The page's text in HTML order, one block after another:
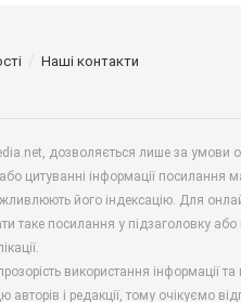
Наші контакти
дозволяється лише за умови
цитуванні інформації посилання
його індексацію. Для
таке посилання у підзаголовку
використання інформації
і редакції, тому очікуємо